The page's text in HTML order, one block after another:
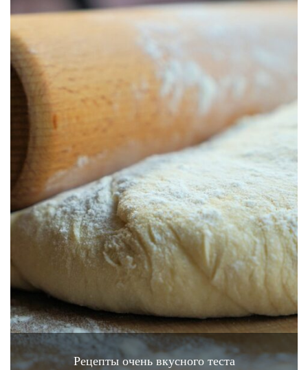
Рецепты очень вкусного теста